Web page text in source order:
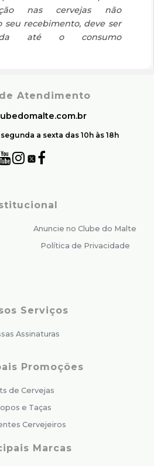
nas cervejas não
seu recebimento, deve ser
até o consumo
Atendimento
a sexta das 10h às 18h
Anuncie no Clube do Malte
Política de Privacidade
Serviços
Assinaturas
Promoções
de Cervejas
e Taças
Cervejeiros
Marcas